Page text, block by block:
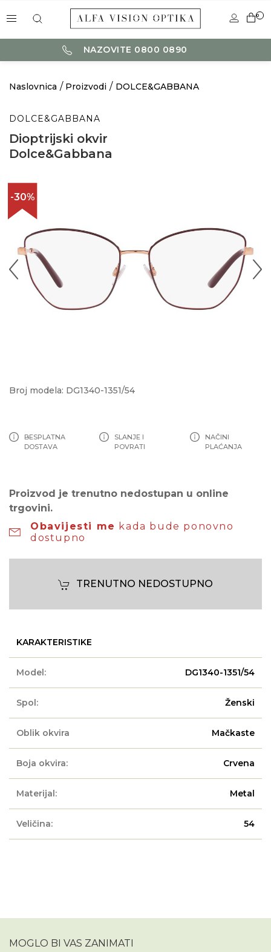
0
NAZOVITE 0800 0890
Naslovnica Proizvodi DOLCE&GABBANA
DOLCE&GABBANA
Dioptrijski okvir
Dolce&Gabbana
-30%
Broj modela: DG1340-1351/54
BESPLATNA
DOSTAVA
SLANJE I
POVRATI
NAČINI
PLAĆANJA
Proizvod je trenutno nedostupan u online
trgovini.
Obavijesti me kada bude ponovno
dostupno
TRENUTNO NEDOSTUPNO
KARAKTERISTIKE
Model: DG1340-1351/54
Spol: Ženski
Oblik okvira Mačkaste
Boja okvira: Crvena
Materijal: Metal
Veličina: 54
MOGLO BI VAS ZANIMATI